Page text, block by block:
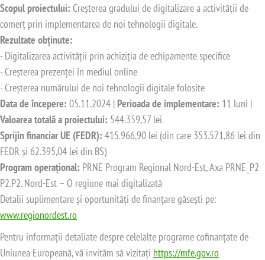
Scopul proiectului: Creșterea gradului de digitalizare a activității de
comerț prin implementarea de noi tehnologii digitale.
Rezultate obținute:
- Digitalizarea activității prin achiziția de echipamente specifice
- Creșterea prezenței în mediul online
- Creșterea numărului de noi tehnologii digitale folosite
Data de începere: 05.11.2024 | Perioada de implementare: 11 luni |
Valoarea totală a proiectului: 544.359,57 lei
Sprijin financiar UE (FEDR): 415.966,90 lei (din care 353.571,86 lei din
FEDR și 62.395,04 lei din BS)
Program operațional: PRNE Program Regional Nord-Est, Axa PRNE_P2
P2.P2. Nord-Est – O regiune mai digitalizată
Detalii suplimentare și oportunități de finanțare găsești pe:
www.regionordest.ro
Pentru informații detaliate despre celelalte programe cofinanțate de
Uniunea Europeană, vă invităm să vizitați https://mfe.gov.ro